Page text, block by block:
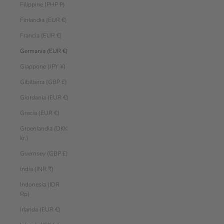
Filippine (PHP ₱)
Finlandia (EUR €)
Francia (EUR €)
Germania (EUR €)
Giappone (JPY ¥)
Gibilterra (GBP £)
Giordania (EUR €)
Grecia (EUR €)
Groenlandia (DKK
kr.)
Guernsey (GBP £)
India (INR ₹)
Indonesia (IDR
Rp)
Irlanda (EUR €)